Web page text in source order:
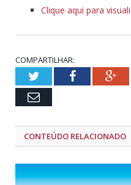
Clique aqui para
COMPARTILHAR:
TwitterFacebook
Email
CONTEÚDO RELACIONADO